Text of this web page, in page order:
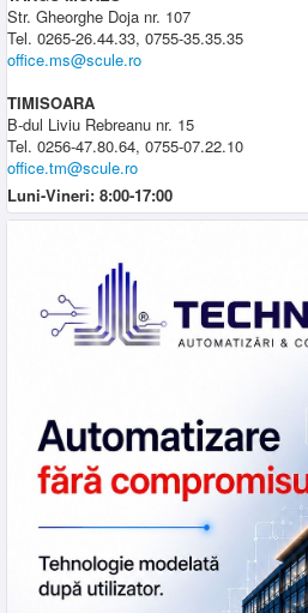
Str. Gheorghe Doja nr. 107
Tel. 0265-26.44.33, 0755-35.35.35
office.ms@scule.ro
TIMISOARA
B-dul Liviu Rebreanu nr. 15
Tel. 0256-47.80.64, 0755-07.22.10
office.tm@scule.ro
Luni-Vineri: 8:00-17:00